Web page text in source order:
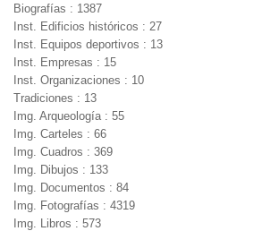
Biografías : 1387
Inst. Edificios históricos : 27
Inst. Equipos deportivos : 13
Inst. Empresas : 15
Inst. Organizaciones : 10
Tradiciones : 13
Img. Arqueología : 55
Img. Carteles : 66
Img. Cuadros : 369
Img. Dibujos : 133
Img. Documentos : 84
Img. Fotografías : 4319
Img. Libros : 573